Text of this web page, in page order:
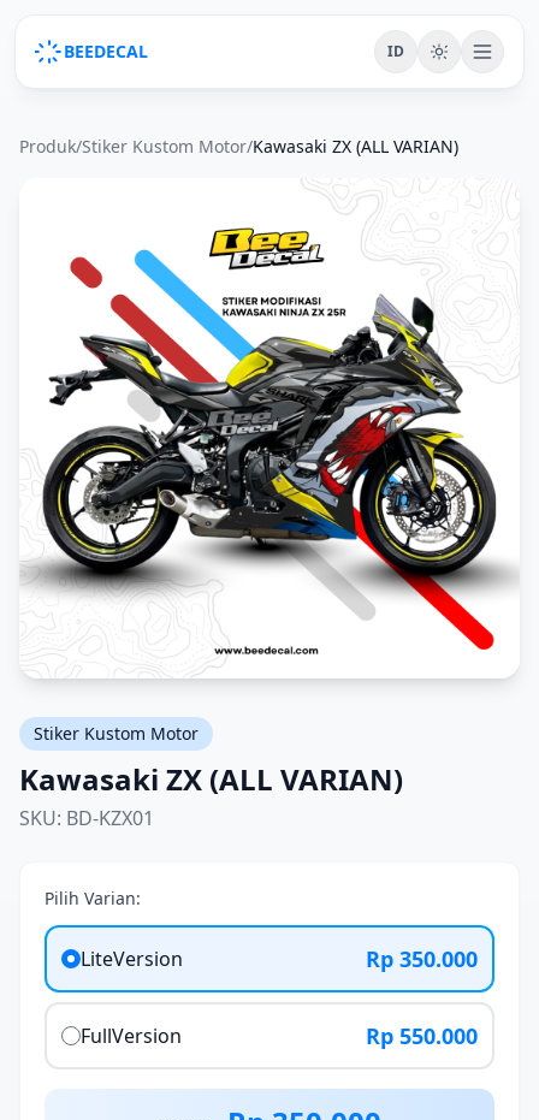
BEEDECAL ID
Produk/Stiker Kustom Motor/Kawasaki ZX (ALL VARIAN)
Stiker Kustom Motor
Kawasaki ZX (ALL VARIAN)
SKU: BD-KZX01
Pilih Varian:
LiteVersion Rp 350.000
FullVersion Rp 550.000